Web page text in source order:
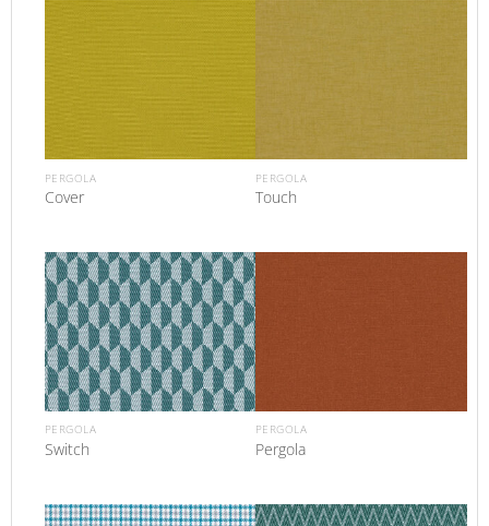
PERGOLA
Cover
PERGOLA
Touch
PERGOLA
Switch
PERGOLA
Pergola